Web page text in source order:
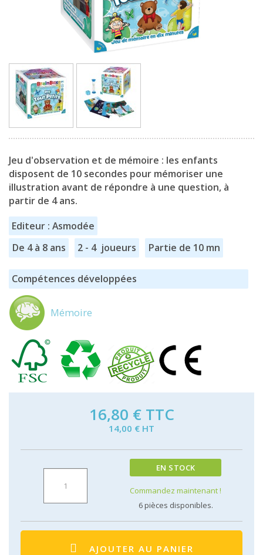
Jeu d'observation et de mémoire : les enfants
disposent de 10 secondes pour mémoriser une
illustration avant de répondre à une question, à
partir de 4 ans.
Editeur : Asmodée
De 4 à 8 ans
2 - 4 joueurs Partie de 10 mn
Compétences développées
Mémoire
16,80 € TTC
14,00 € HT
EN STOCK
Commandez maintenant !
6pièces disponibles.
AJOUTER AU PANIER